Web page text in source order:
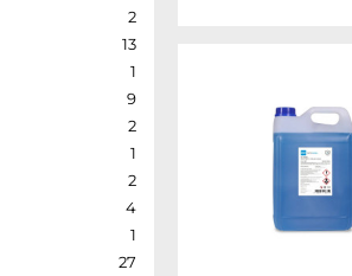
2
13
1
9
2
1
2
4
1
27